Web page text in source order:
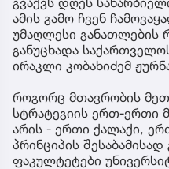
ამის გამო ჩვენ
უმაღლესი განათლების
განუცხადა
ირაკლი კობახიძემ
როგორც მთავრობის
სტრატეგიის ერთ-ერთი
არის - ერთი ქალაქი,
პრინციპის
ფაკულტეტები